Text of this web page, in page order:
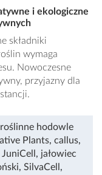
i ekologiczne
składniki
wymaga
Nowoczesne
przyjazny dla
roślinne hodowle
Plants, callus,
JuniCell , jałowiec
, SilvaCell ,